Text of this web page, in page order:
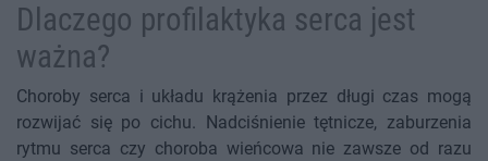
Dlaczego profilaktyka serca jest
ważna?
Choroby serca i układu krążenia przez długi czas mogą
rozwijać się po cichu. Nadciśnienie tętnicze, zaburzenia
rytmu serca czy choroba wieńcowa nie zawsze od razu